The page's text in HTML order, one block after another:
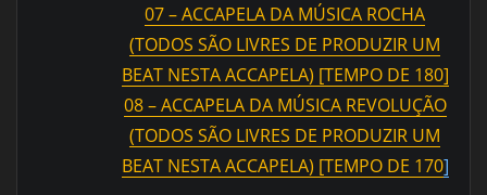
07 – ACCAPELA DA MÚSICA ROCHA
(TODOS SÃO LIVRES DE PRODUZIR UM
BEAT NESTA ACCAPELA) [TEMPO DE 180]
08 – ACCAPELA DA MÚSICA REVOLUÇÃO
(TODOS SÃO LIVRES DE PRODUZIR UM
BEAT NESTA ACCAPELA) [TEMPO DE 170]